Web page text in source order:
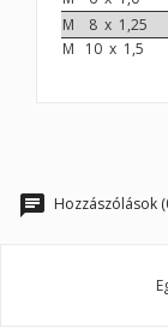
M 8 x 1,25
M 10 x 1,5
Hozzászólások